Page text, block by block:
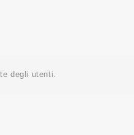
degli utenti.